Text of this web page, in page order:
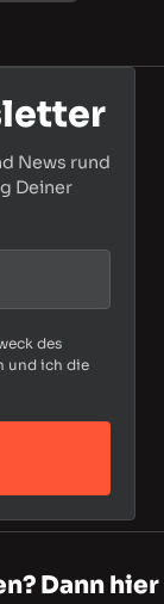
News rund
Deiner
des
und ich die
Dann hier